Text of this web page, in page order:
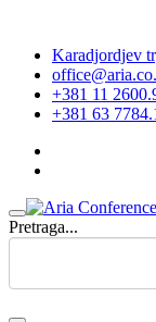
Karadjordjev
+381 11
+381 63
Pretraga...